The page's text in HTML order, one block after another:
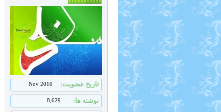
تاریخ عضویت Nov 2010
نوشته ها 8,629